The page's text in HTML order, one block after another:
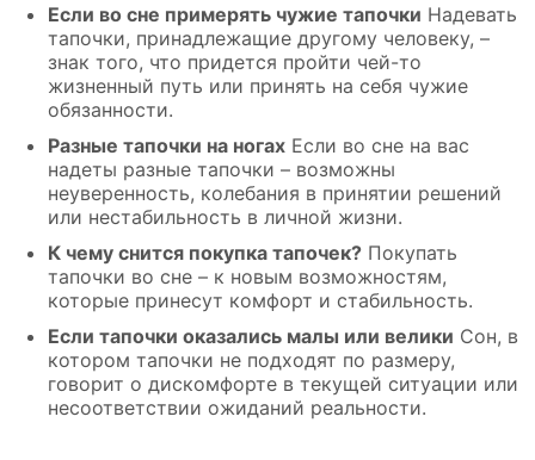
Если во сне примерять чужие тапочки Надевать
тапочки, принадлежащие другому человеку, –
знак того, что придется пройти чей-то
жизненный путь или принять на себя чужие
обязанности.
Разные тапочки на ногах Если во сне на вас
надеты разные тапочки – возможны
неуверенность, колебания в принятии решений
или нестабильность в личной жизни.
К чему снится покупка тапочек? Покупать
тапочки во сне – к новым возможностям,
которые принесут комфорт и стабильность.
Если тапочки оказались малы или велики Сон, в
котором тапочки не подходят по размеру,
говорит о дискомфорте в текущей ситуации или
несоответствии ожиданий реальности.